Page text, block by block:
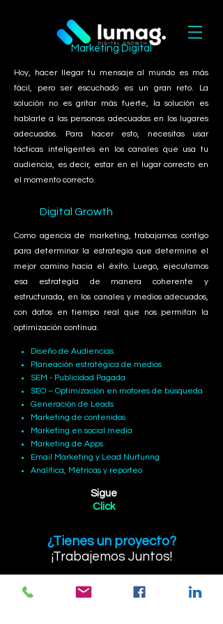
Marketing Digital
Hoy, hacer llegar tu mensaje al mundo es más
fácil, pero ser escuchado es un gran reto. La
solución no es gritar más fuerte, la solución es
hablarle a las personas adecuadas en los lugares
adecuados. Para hacer esto, necesitas usar
tácticas inteligentes en los canales que usa tu
audiencia, es decir, estar en el lugar correcto en
el momento correcto.
Digital Growth
Como agencia de marketing, trabajamos contigo
para determinar la estrategia que determine el
mejor camino hacia el éxito. Luego, ejecutamos
esa estrategia de manera coherente y
estructurada, en los canales y medios adecuados,
con datos en tiempo real que nos permitan la
optimización continua.
Diseño de Audiencias
Planeación estratégica de medios
SEM - Publicidad Pagada
SEO – Optimización en motores de búsqueda
Generación de Leads
Marketing de contenidos
Marketing en social media
Marketing de Apps
Email Marketing y Lead Nurturing
Analítica, Métricas y reporteo
Sigue
Click
¿Tienes un proyecto?
¡Trabajemos Juntos!
¡Contáctanos!